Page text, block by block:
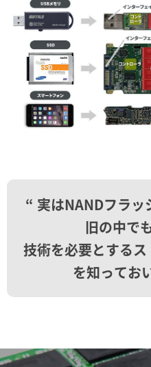
“ 実はNANDフラ
旧の中で
技術を必要とする
を知ってお